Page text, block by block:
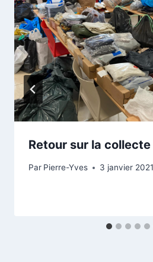
Retour sur la
Par Pierre-Yves 3 janvier 2021